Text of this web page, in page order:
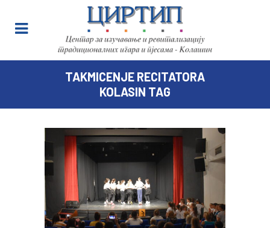
TAKMICENJE RECITATORA
KOLASIN TAG